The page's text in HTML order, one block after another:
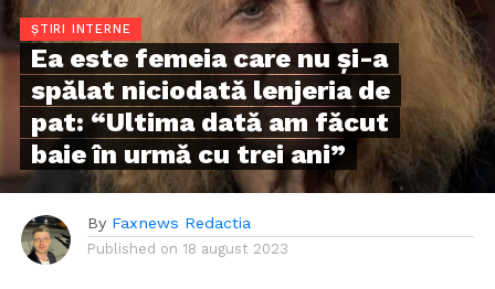
ȘTIRI INTERNE
Ea este femeia care nu și-a
spălat niciodată lenjeria de
pat: “Ultima dată am făcut
baie în urmă cu trei ani”
By Faxnews Redactia
Published on 18 august 2023